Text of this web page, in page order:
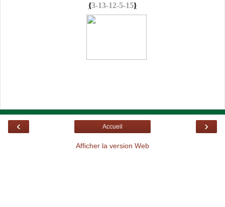
{3-13-12-5-15}
‹ ›
Accueil
Afficher la version Web